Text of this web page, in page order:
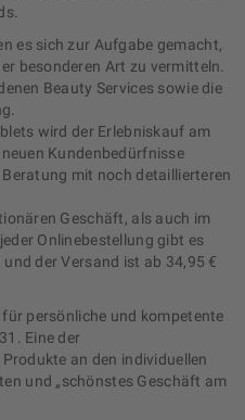
es sich zur Aufgabe gemacht,
besonderen Art zu vermitteln.
Beauty Services sowie die
wird der Erlebniskauf am
Kundenbedürfnisse
mit noch detaillierteren
Geschäft, als auch im
Onlinebestellung gibt es
der Versand ist ab 34,95 €
persönliche und kompetente
Eine der
an den individuellen
und „schönstes Geschäft am